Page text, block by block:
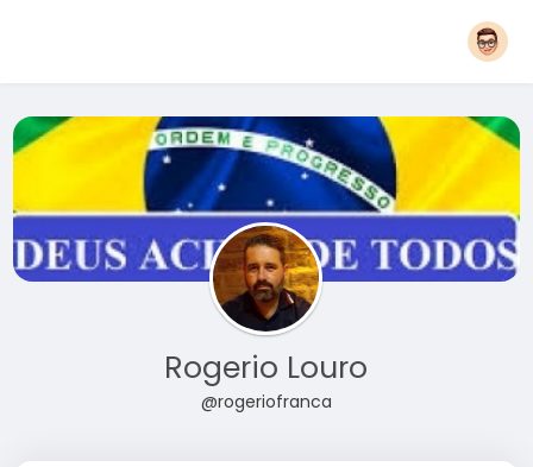
Rogerio Louro
@rogeriofranca